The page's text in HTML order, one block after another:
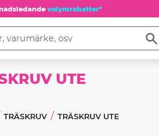
volymrabatter*
UTE
TRÄSKRUV TRÄSKRUV UTE